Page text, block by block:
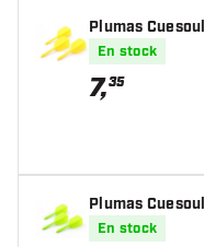
Plumas
AK5 Rost Slim -
En stock
7,35
Plumas
AK5 Rost Slim -
En stock